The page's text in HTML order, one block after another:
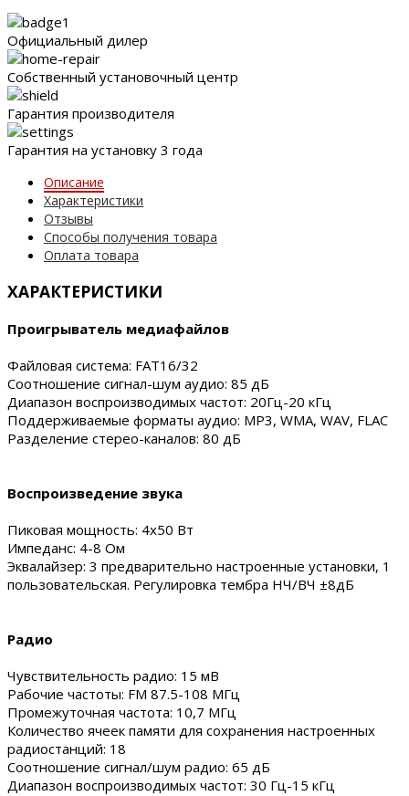
Официальный дилер
Собственный установочный центр
Гарантия производителя
Гарантия на установку 3 года
Описание
Характеристики
Отзывы
Способы получения товара
Оплата товара
ХАРАКТЕРИСТИКИ
Проигрыватель медиафайлов
Файловая система: FAT16/32
Соотношение сигнал-шум аудио: 85 дБ
Диапазон воспроизводимых частот: 20Гц-20 кГц
Поддерживаемые форматы аудио: MP3, WMA, WAV, FLAC
Разделение стерео-каналов: 80 дБ
Воспроизведение звука
Пиковая мощность: 4х50 Вт
Импеданс: 4-8 Ом
Эквалайзер: 3 предварительно настроенные установки, 1
пользовательская. Регулировка тембра НЧ/ВЧ ±8дБ
Радио
Чувствительность радио: 15 мВ
Рабочие частоты: FM 87.5-108 МГц
Промежуточная частота: 10,7 МГц
Количество ячеек памяти для сохранения настроенных
радиостанций: 18
Соотношение сигнал/шум радио: 65 дБ
Диапазон воспроизводимых частот: 30 Гц-15 кГц